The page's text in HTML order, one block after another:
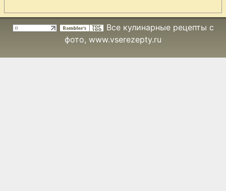
Все кулинарные рецепты с
фото, www.vserezepty.ru